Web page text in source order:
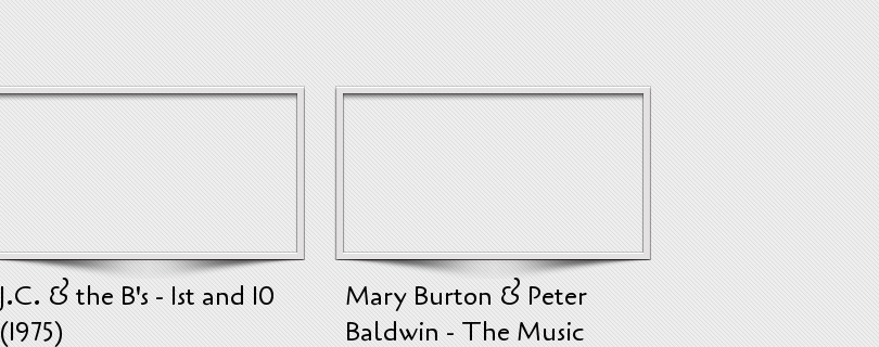
J.C. & the B's - 1st and 10
(1975)
Mary Burton & Peter
Baldwin - The Music